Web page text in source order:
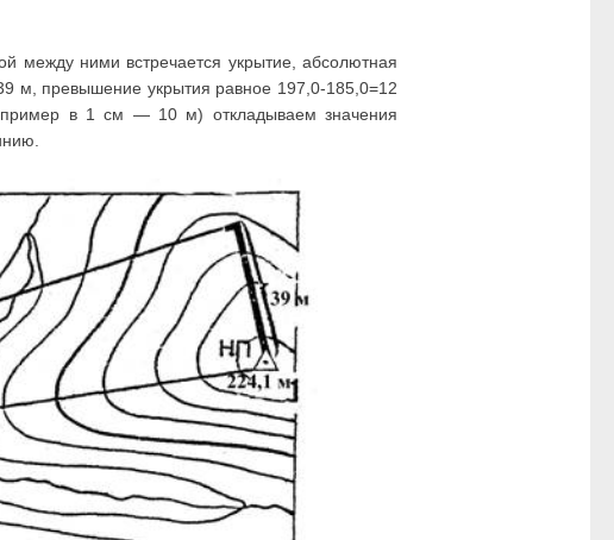
ними встречается укрытие, абсолютная
м, превышение укрытия равное 197,0-185,0=12
в 1 см — 10 м) откладываем значения